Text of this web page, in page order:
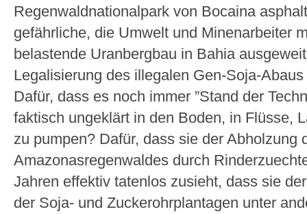
Regenwaldnationalpark von Bocaina
gefährliche, die Umwelt und Minenarbeiter
belastende Uranbergbau in Bahia
Legalisierung des illegalen Gen-Soja-
Dafür, dass es noch immer ”Stand der
faktisch ungeklärt in den Boden, in Flüsse,
zu pumpen? Dafür, dass sie der Abholzung
Amazonasregenwaldes durch
Jahren effektiv tatenlos zusieht, dass sie
der Soja- und Zuckerohrplantagen unter